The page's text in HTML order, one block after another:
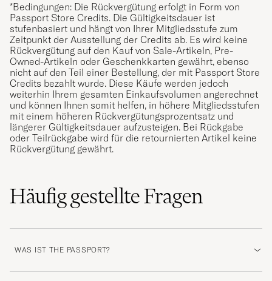
*Bedingungen: Die Rückvergütung erfolgt in Form von
Passport Store Credits. Die Gültigkeitsdauer ist
stufenbasiert und hängt von Ihrer Mitgliedsstufe zum
Zeitpunkt der Ausstellung der Credits ab. Es wird keine
Rückvergütung auf den Kauf von Sale-Artikeln, Pre-
Owned-Artikeln oder Geschenkkarten gewährt, ebenso
nicht auf den Teil einer Bestellung, der mit Passport Store
Credits bezahlt wurde. Diese Käufe werden jedoch
weiterhin Ihrem gesamten Einkaufsvolumen angerechnet
und können Ihnen somit helfen, in höhere Mitgliedsstufen
mit einem höheren Rückvergütungsprozentsatz und
längerer Gültigkeitsdauer aufzusteigen. Bei Rückgabe
oder Teilrückgabe wird für die retournierten Artikel keine
Rückvergütung gewährt.
Häufig gestellte Fragen
WAS IST THE PASSPORT?